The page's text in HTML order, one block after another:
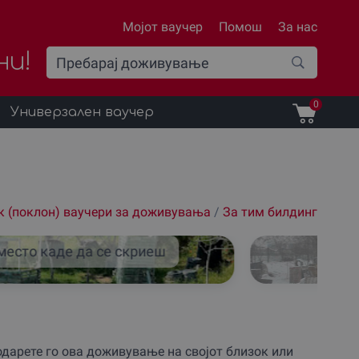
Мојот ваучер Помош За нас
Универзален ваучер
0
(поклон) ваучери за доживувања / За тим билдинг
каде да се скриеш
го ова доживување на својот близок или